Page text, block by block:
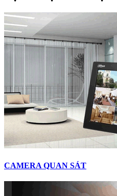
CAMERA QUAN SÁT